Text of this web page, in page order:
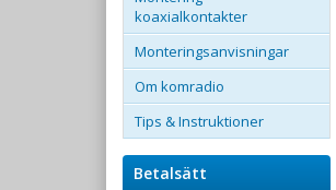
koaxialkontakter
Monteringsanvisningar
Om komradio
Tips & Instruktioner
Betalsätt